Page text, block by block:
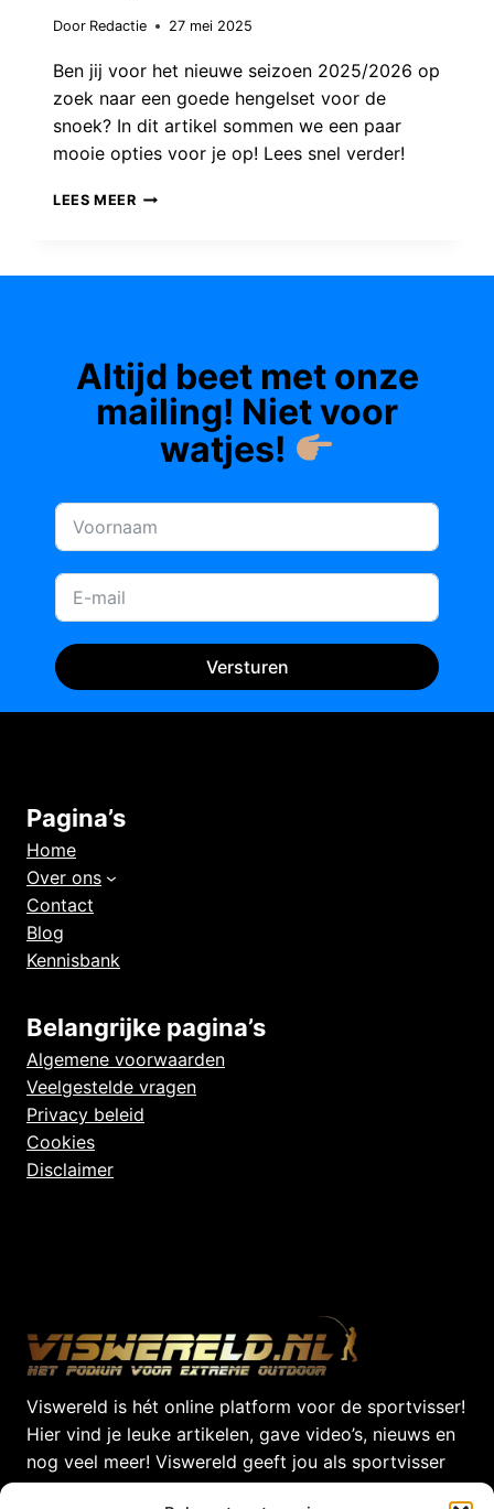
Door Redactie 27 mei 2025
Ben jij voor het nieuwe seizoen 2025/2026 op
zoek naar een goede hengelset voor de
snoek? In dit artikel sommen we een paar
mooie opties voor je op! Lees snel verder!
LEES MEERDE
HENGELSETS
VOOR
HET
NIEUWE
SEIZOEN
2025/2026!
Altijd beet met onze
mailing! Niet voor
watjes!
Versturen
Pagina’s
Home
Over ons
Contact
Blog
Kennisbank
Belangrijke pagina’s
Algemene voorwaarden
Veelgestelde vragen
Privacy beleid
Cookies
Disclaimer
Viswereld is hét online platform voor de sportvisser!
Hier vind je leuke artikelen, gave video’s, nieuws en
nog veel meer! Viswereld geeft jou als sportvisser
dagelijks het laatste nieuws uit de Viswereld!